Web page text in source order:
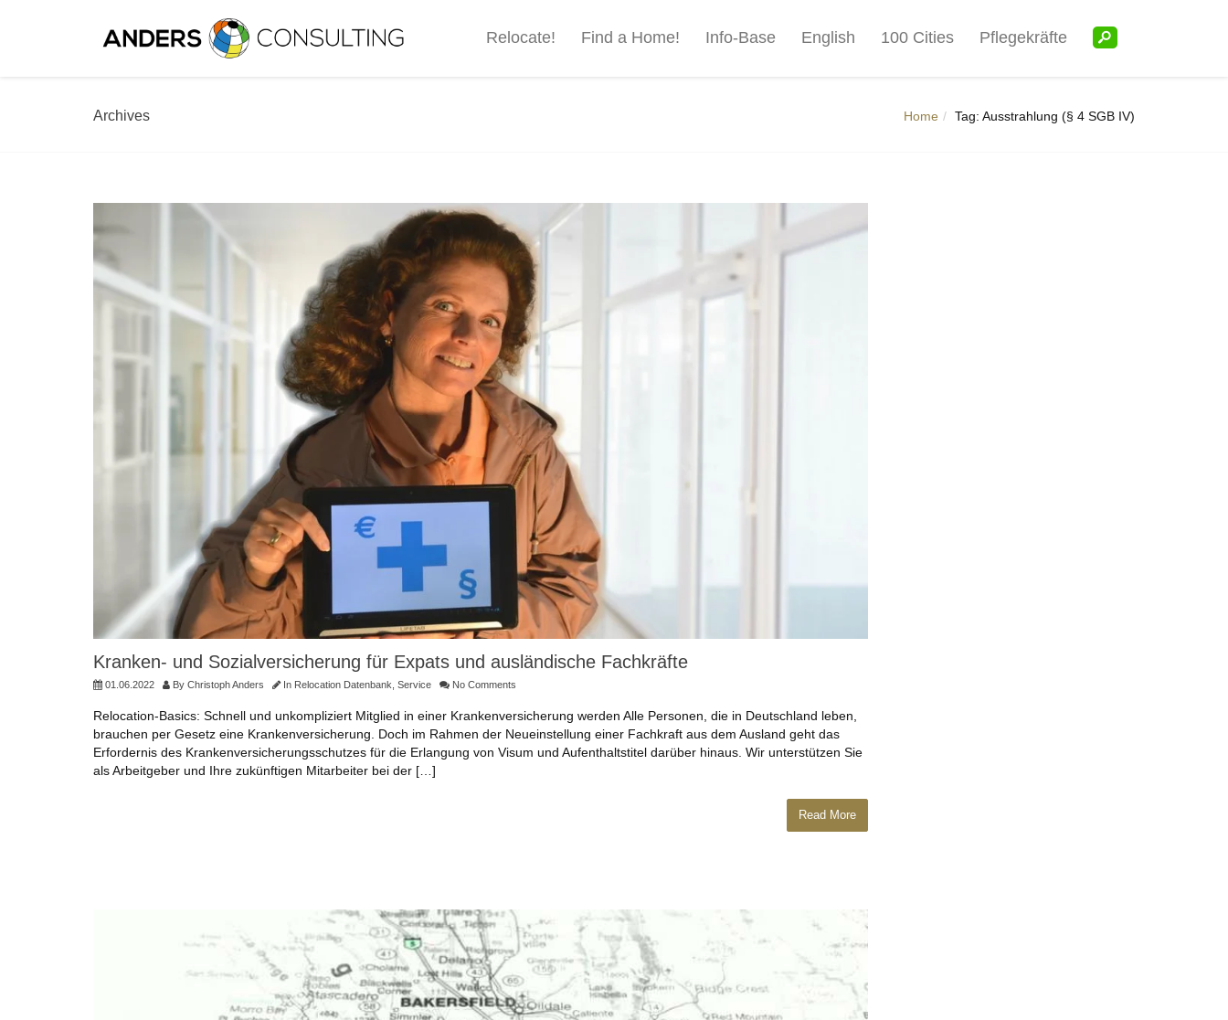
Relocate! Find a Home! Info-Base English 100 Cities Pflegekräfte
Archives Home Tag: Ausstrahlung (§ 4 SGB IV)
Kranken- und Sozialversicherung für Expats und ausländische Fachkräfte
01.06.2022 By Christoph Anders In Relocation Datenbank Service No Comments
Relocation-Basics: Schnell und unkompliziert Mitglied in einer Krankenversicherung werden Alle Personen, die in Deutschland leben,
brauchen per Gesetz eine Krankenversicherung. Doch im Rahmen der Neueinstellung einer Fachkraft aus dem Ausland geht das
Erfordernis des Krankenversicherungsschutzes für die Erlangung von Visum und Aufenthaltstitel darüber hinaus. Wir unterstützen Sie
als Arbeitgeber und Ihre zukünftigen Mitarbeiter bei der […]
Read More